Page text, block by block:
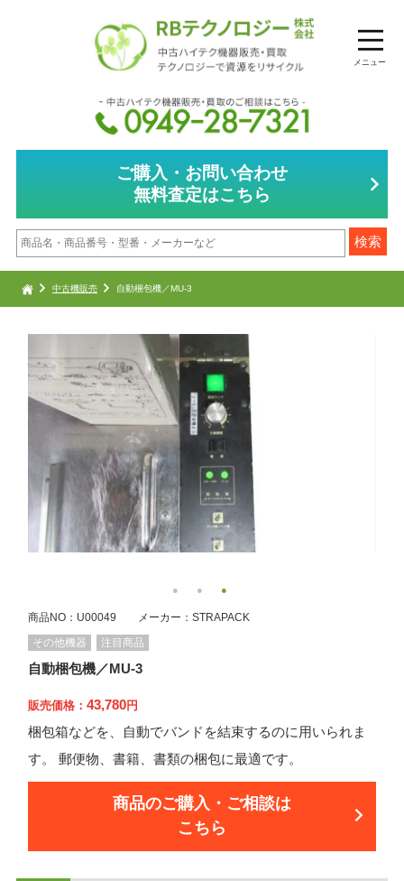
メニュー
ご購入・お問い合わせ
無料査定はこちら
中古機販売 自動梱包機／MU-3
商品NO：U00049 メーカー：STRAPACK
その他機器
注目商品
自動梱包機／MU-3
販売価格：43,780円
梱包箱などを、自動でバンドを結束するのに用いられま
す。 郵便物、書籍、書類の梱包に最適です。
商品のご購入・ご相談は
こちら